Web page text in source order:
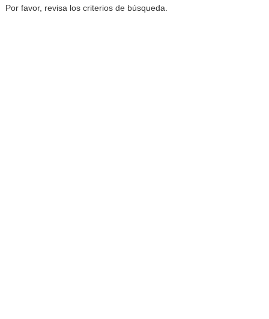
Por favor, revisa los criterios de búsqueda.